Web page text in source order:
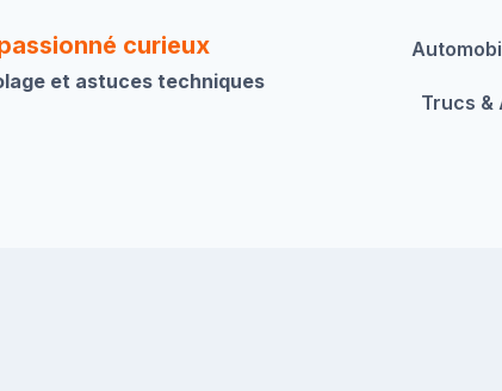
curieux
et astuces techniques
Trucs &